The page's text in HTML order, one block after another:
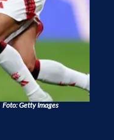
Foto: Getty Images